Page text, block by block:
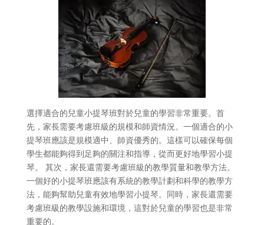
選擇適合的兒童小提琴班對於兒童的學習非常重要。首
先，家長需要考慮班級的規模和師資情況。一個適合的小
提琴班應該是規模適中、師資優秀的。這樣可以確保每個
學生都能夠得到足夠的關注和指導，從而更好地學習小提
琴。 其次，家長還需要考慮班級的教學質量和教學方法。
一個好的小提琴班應該有系統的教學計劃和科學的教學方
法，能夠幫助兒童有效地學習小提琴。同時，家長還需要
考慮班級的教學設施和環境，這對於兒童的學習也是非常
重要的。